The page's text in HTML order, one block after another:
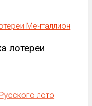
лотереи